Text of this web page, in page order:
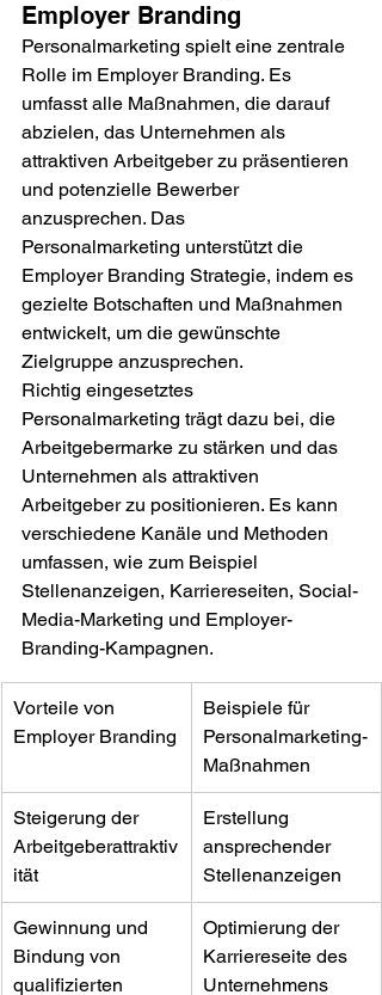
Employer Branding
Personalmarketing spielt eine zentrale
Rolle im Employer Branding. Es
umfasst alle Maßnahmen, die darauf
abzielen, das Unternehmen als
attraktiven Arbeitgeber zu präsentieren
und potenzielle Bewerber
anzusprechen. Das
Personalmarketing unterstützt die
Employer Branding Strategie, indem es
gezielte Botschaften und Maßnahmen
entwickelt, um die gewünschte
Zielgruppe anzusprechen.
Richtig eingesetztes
Personalmarketing trägt dazu bei, die
Arbeitgebermarke zu stärken und das
Unternehmen als attraktiven
Arbeitgeber zu positionieren. Es kann
verschiedene Kanäle und Methoden
umfassen, wie zum Beispiel
Stellenanzeigen, Karriereseiten, Social-
Media-Marketing und Employer-
Branding-Kampagnen.
Vorteile von
Employer Branding
Beispiele für
Personalmarketing-
Maßnahmen
Steigerung der
Arbeitgeberattraktiv
ität
Erstellung
ansprechender
Stellenanzeigen
Gewinnung und
Bindung von
qualifizierten
Optimierung der
Karriereseite des
Unternehmens